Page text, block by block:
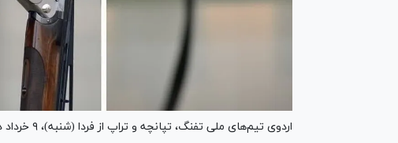
اردوی تیم‌های ملی تفنگ، تپانچه و تراپ از فردا (شنبه)، ۹ خرداد در تهران آغاز و تا ۲۰ خرداد ادامه دارد.